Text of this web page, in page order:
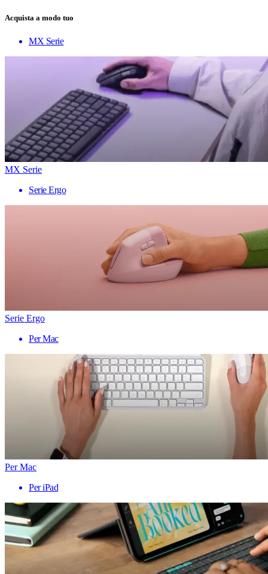
Acquista a modo tuo
MX Serie
MX Serie
Serie Ergo
Serie Ergo
Per Mac
Per Mac
Per iPad